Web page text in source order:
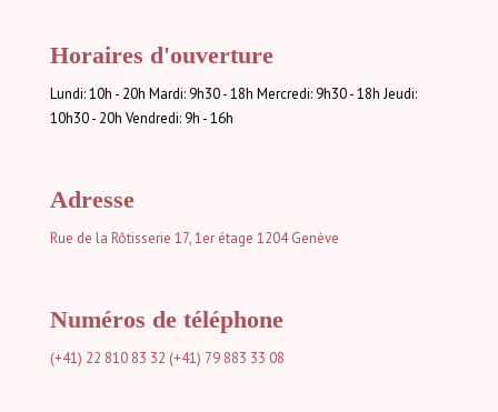
Horaires d'ouverture
Lundi: 10h - 20h Mardi: 9h30 - 18h Mercredi: 9h30 - 18h Jeudi:
10h30 - 20h Vendredi: 9h - 16h
Adresse
Rue de la Rôtisserie 17, 1er étage 1204 Genève
Numéros de téléphone
(+41) 22 810 83 32 (+41) 79 883 33 08